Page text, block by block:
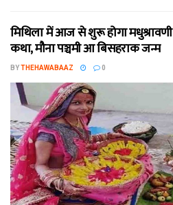
मिथि‍ला में आज से शुरू होगा
कथा, मौना पञ्चमी आ बिसहराक जन्म
BYTHEHAWABAAZ 0